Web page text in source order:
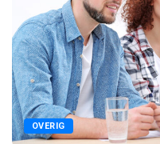
OVERIG